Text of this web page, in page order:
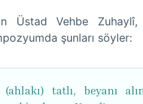
Üstad Vehbe Zuhaylî,
şunları söyler:
tatlı, beyanı